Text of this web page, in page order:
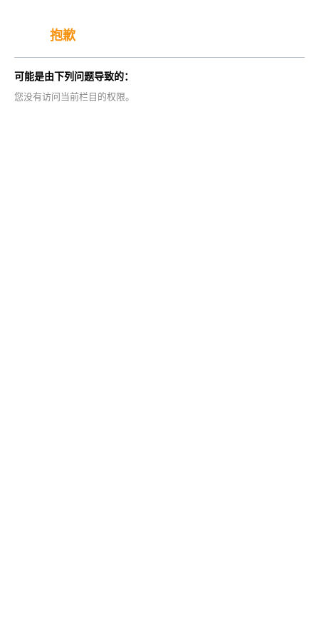
抱歉
可能是由下列问题导致的：
您没有访问当前栏目的权限。